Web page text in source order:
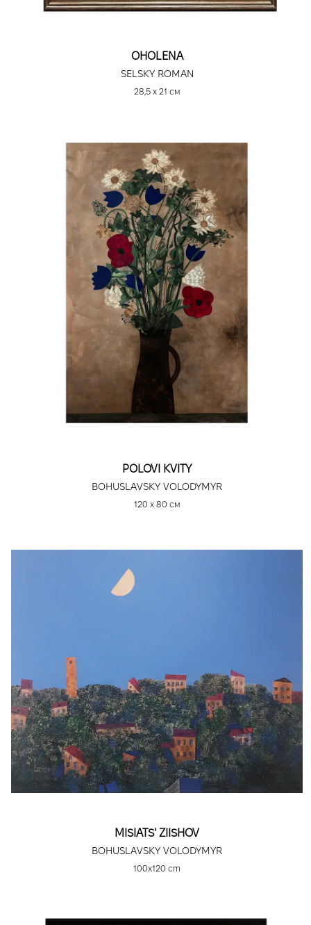
OHOLENA
SELSKY ROMAN
28,5 х 21 см
POLOVI KVITY
BOHUSLAVSKY VOLODYMYR
120 х 80 см
MISIATS' ZIISHOV
BOHUSLAVSKY VOLODYMYR
100х120 cm